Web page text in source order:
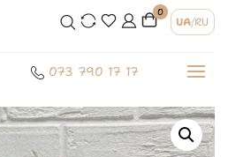
0
UA/RU
073 790 17 17